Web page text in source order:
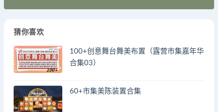
猜你喜欢
100+创意舞台舞美布置（露营市集嘉年华
合集03）
60+市集美陈装置合集